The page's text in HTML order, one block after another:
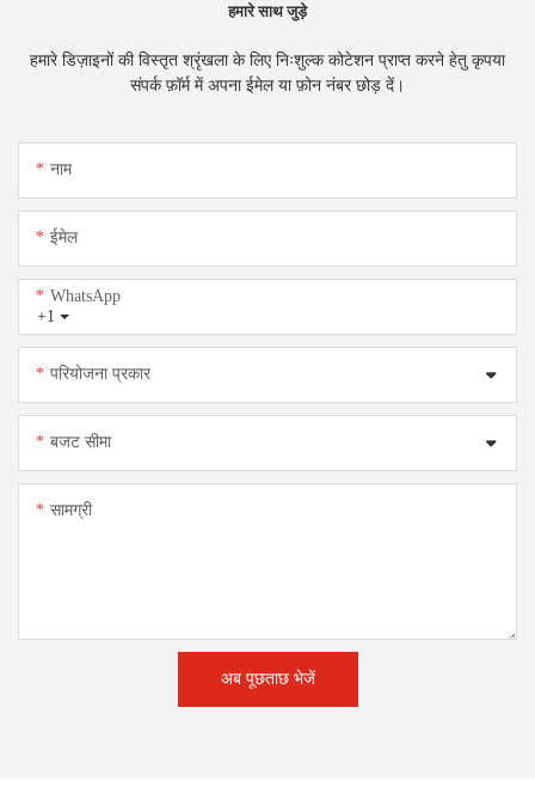
हमारे साथ जुड़े
हमारे डिज़ाइनों की विस्तृत श्रृंखला के लिए निःशुल्क कोटेशन प्राप्त करने हेतु कृपया
संपर्क फ़ॉर्म में अपना ईमेल या फ़ोन नंबर छोड़ दें।
नाम
ईमेल
+1
WhatsApp
परियोजना प्रकार
बजट सीमा
सामग्री
अब पूछताछ भेजें